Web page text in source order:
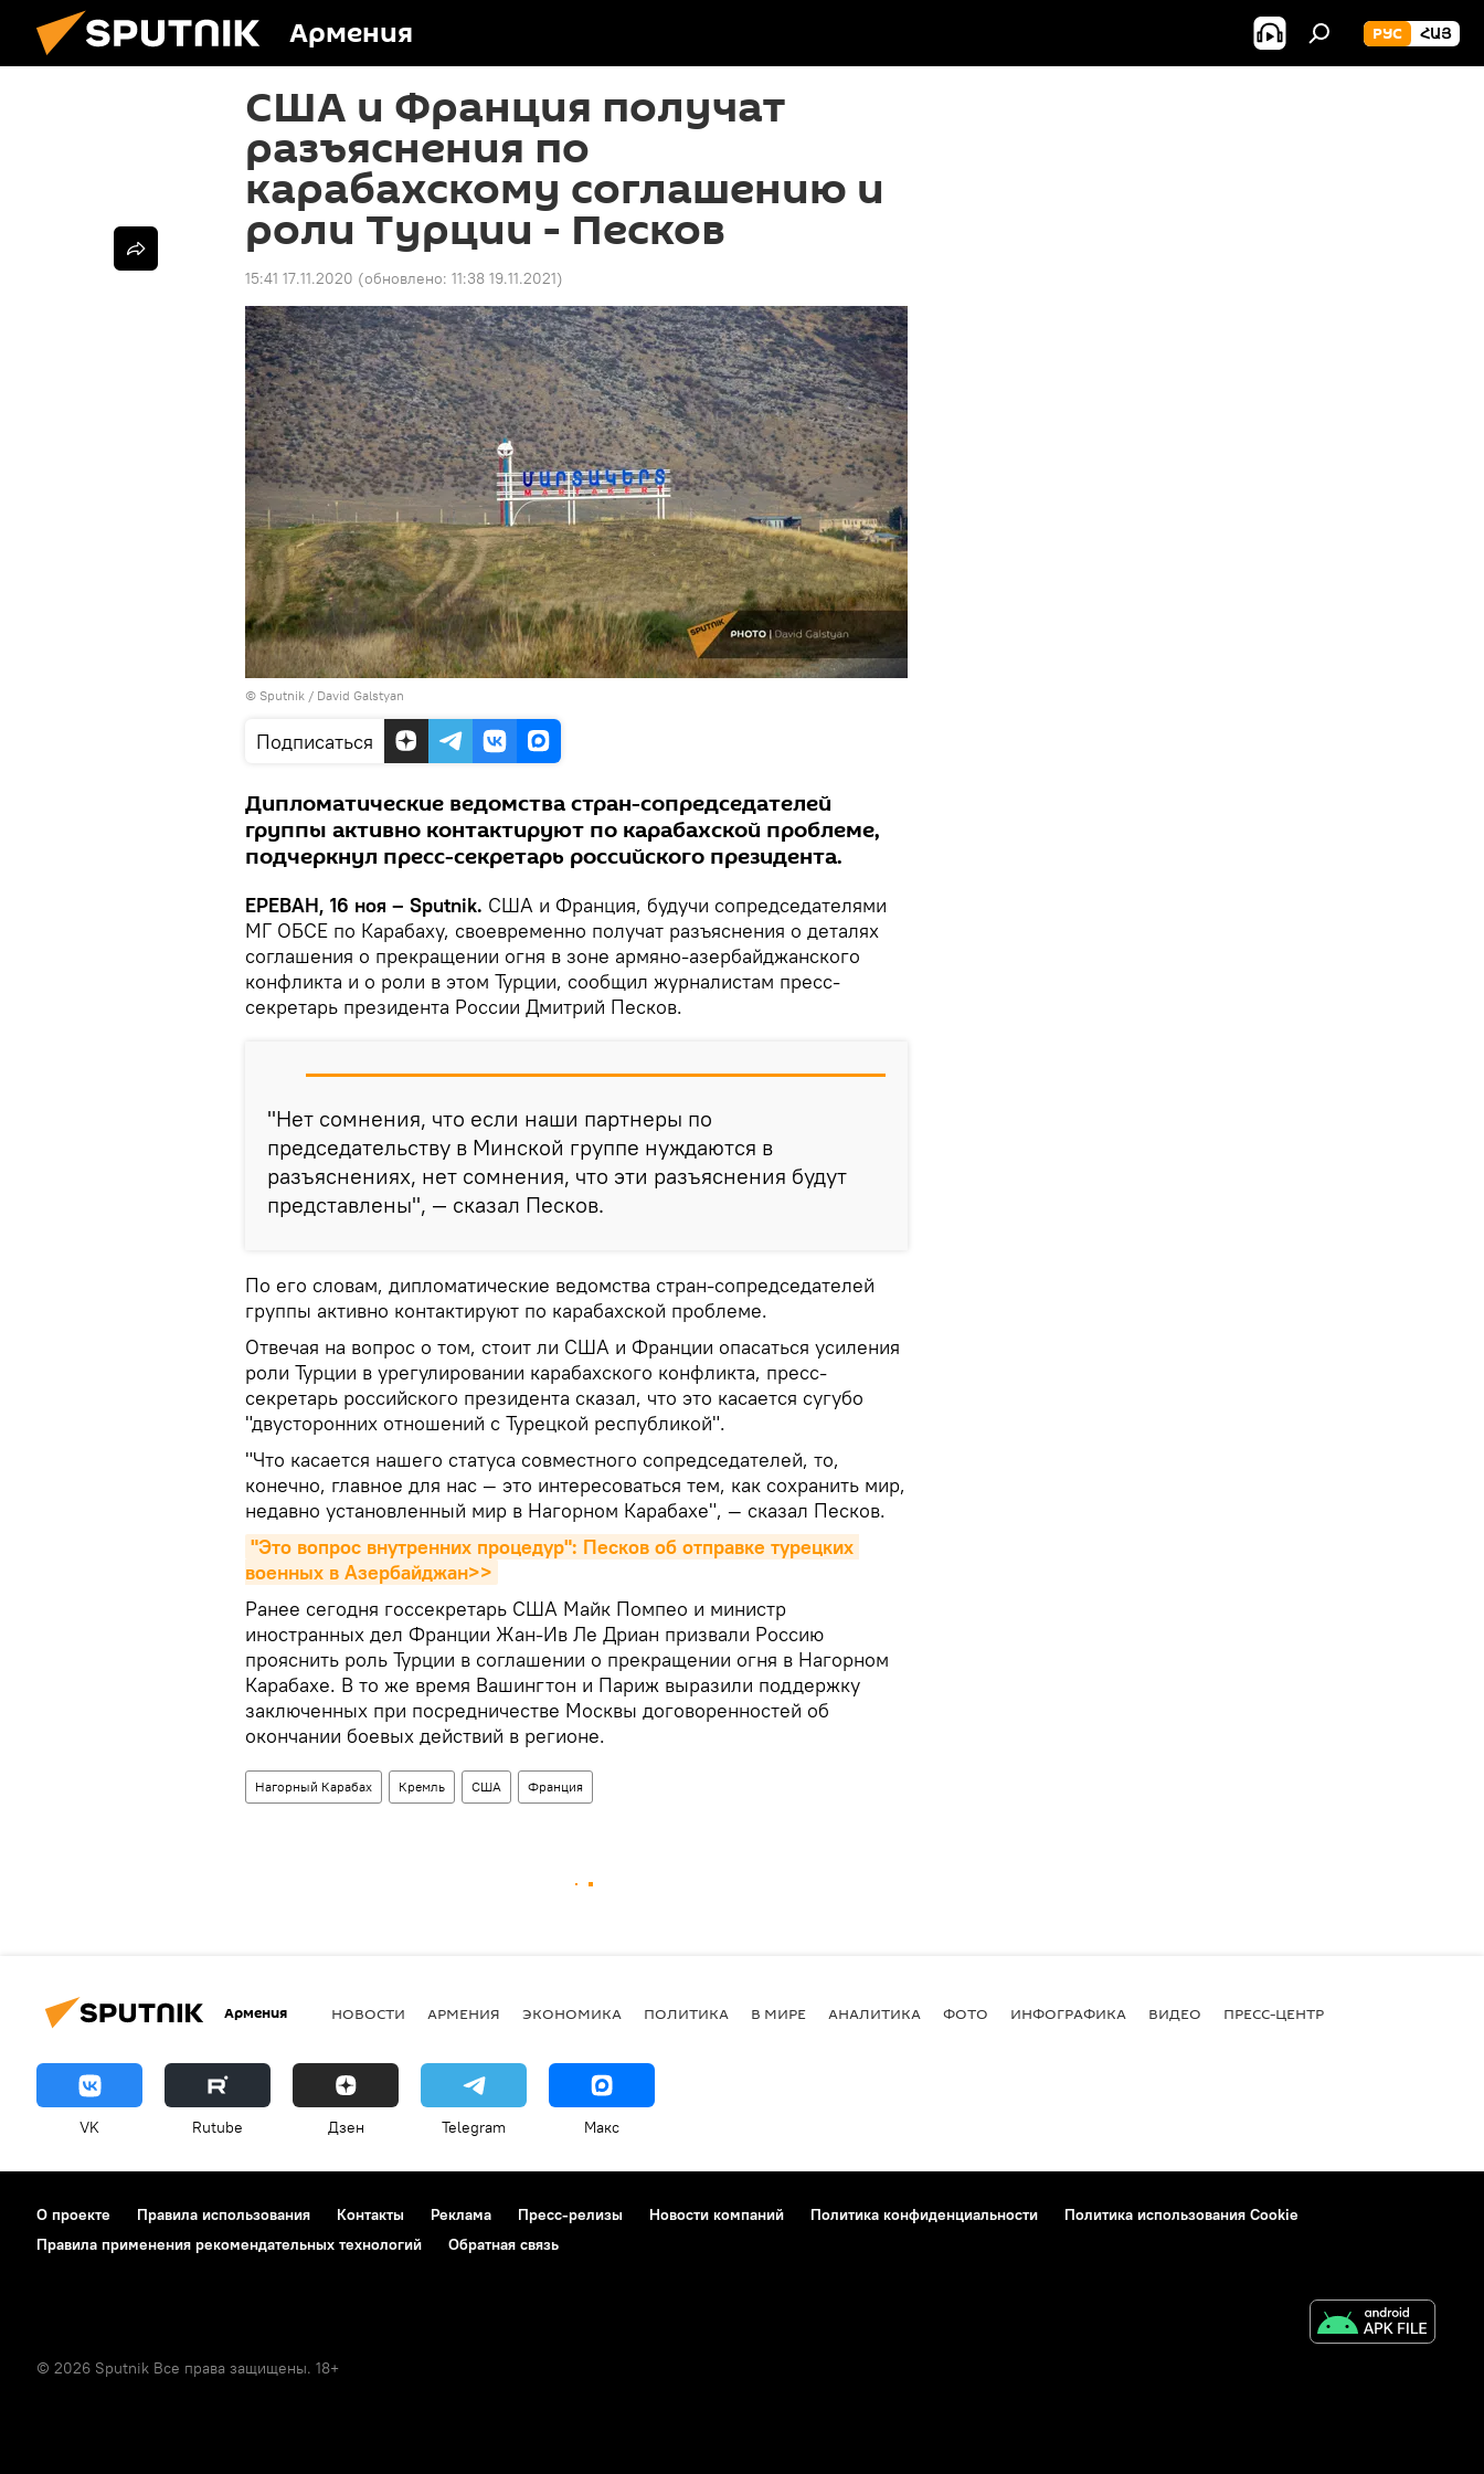
Армения РУС ՀԱՅ
США и Франция получат
разъяснения по
карабахскому соглашению и
роли Турции - Песков
15:41 17.11.2020 (обновлено: 11:38 19.11.2021)
© Sputnik / David Galstyan
Подписаться
Дипломатические ведомства стран-сопредседателей
группы активно контактируют по карабахской проблеме,
подчеркнул пресс-секретарь российского президента.
ЕРЕВАН, 16 ноя – Sputnik. США и Франция, будучи сопредседателями
МГ ОБСЕ по Карабаху, своевременно получат разъяснения о деталях
соглашения о прекращении огня в зоне армяно-азербайджанского
конфликта и о роли в этом Турции, сообщил журналистам пресс-
секретарь президента России Дмитрий Песков.
"Нет сомнения, что если наши партнеры по
председательству в Минской группе нуждаются в
разъяснениях, нет сомнения, что эти разъяснения будут
представлены", — сказал Песков.
По его словам, дипломатические ведомства стран-сопредседателей
группы активно контактируют по карабахской проблеме.
Отвечая на вопрос о том, стоит ли США и Франции опасаться усиления
роли Турции в урегулировании карабахского конфликта, пресс-
секретарь российского президента сказал, что это касается сугубо
"двусторонних отношений с Турецкой республикой".
"Что касается нашего статуса совместного сопредседателей, то,
конечно, главное для нас — это интересоваться тем, как сохранить мир,
недавно установленный мир в Нагорном Карабахе", — сказал Песков.
"Это вопрос внутренних процедур": Песков об отправке турецких
военных в Азербайджан>>
Ранее сегодня госсекретарь США Майк Помпео и министр
иностранных дел Франции Жан-Ив Ле Дриан призвали Россию
прояснить роль Турции в соглашении о прекращении огня в Нагорном
Карабахе. В то же время Вашингтон и Париж выразили поддержку
заключенных при посредничестве Москвы договоренностей об
окончании боевых действий в регионе.
Нагорный Карабах Кремль США Франция
Армения НОВОСТИ АРМЕНИЯ ЭКОНОМИКА ПОЛИТИКА В МИРЕ АНАЛИТИКА ФОТО ИНФОГРАФИКА ВИДЕО ПРЕСС-ЦЕНТР
VK Rutube Дзен Telegram Макс
О проекте Правила использования Контакты Реклама Пресс-релизы Новости компаний Политика конфиденциальности
Политика использования Cookie
Правила применения рекомендательных технологий
Обратная связь
© 2026 Sputnik Все права защищены. 18+